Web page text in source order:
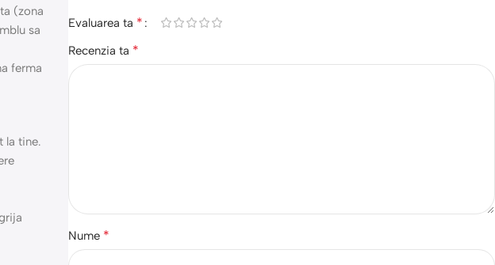
(zona
sa
ferma
la tine.
Evaluarea ta *
Recenzia ta *
Nume *